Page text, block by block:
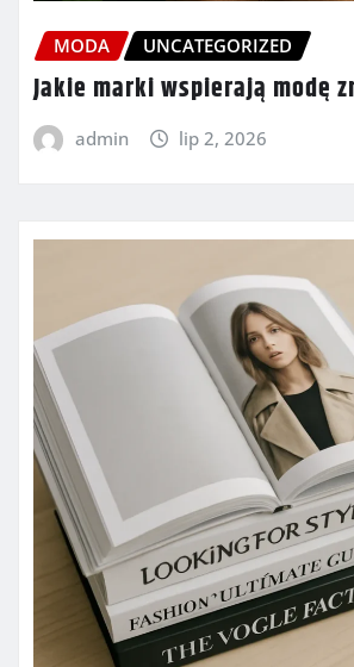
MODA UNCATEGORIZED
Jakie marki wspierają modę
admin lip 2, 2026